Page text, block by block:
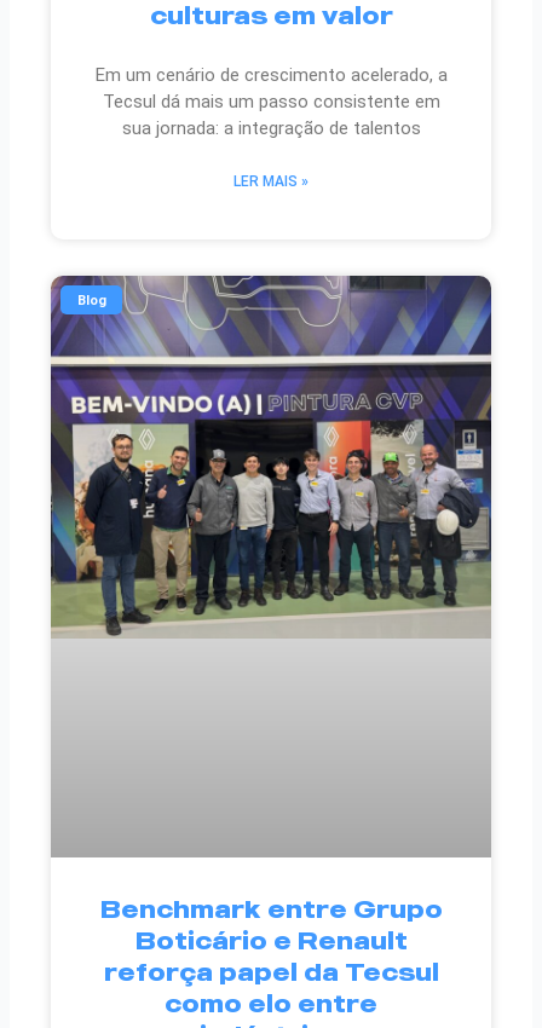
culturas em valor
Em um cenário de crescimento acelerado, a
Tecsul dá mais um passo consistente em
sua jornada: a integração de talentos
LER MAIS »
Blog
Benchmark entre Grupo
Boticário e Renault
reforça papel da Tecsul
como elo entre